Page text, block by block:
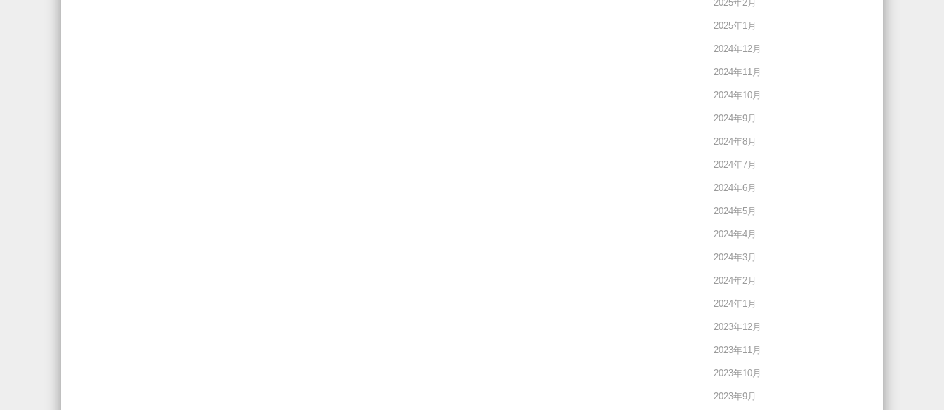
2025年2月
2025年1月
2024年12月
2024年11月
2024年10月
2024年9月
2024年8月
2024年7月
2024年6月
2024年5月
2024年4月
2024年3月
2024年2月
2024年1月
2023年12月
2023年11月
2023年10月
2023年9月